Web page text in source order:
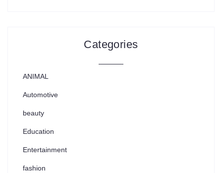
Categories
ANIMAL
Automotive
beauty
Education
Entertainment
fashion